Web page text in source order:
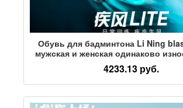
Обувь для бадминтона Li Ning
мужская и женская одинаково
дышащая, мягкая и нескользящая
обувь для ежедневных
4233.13 руб.